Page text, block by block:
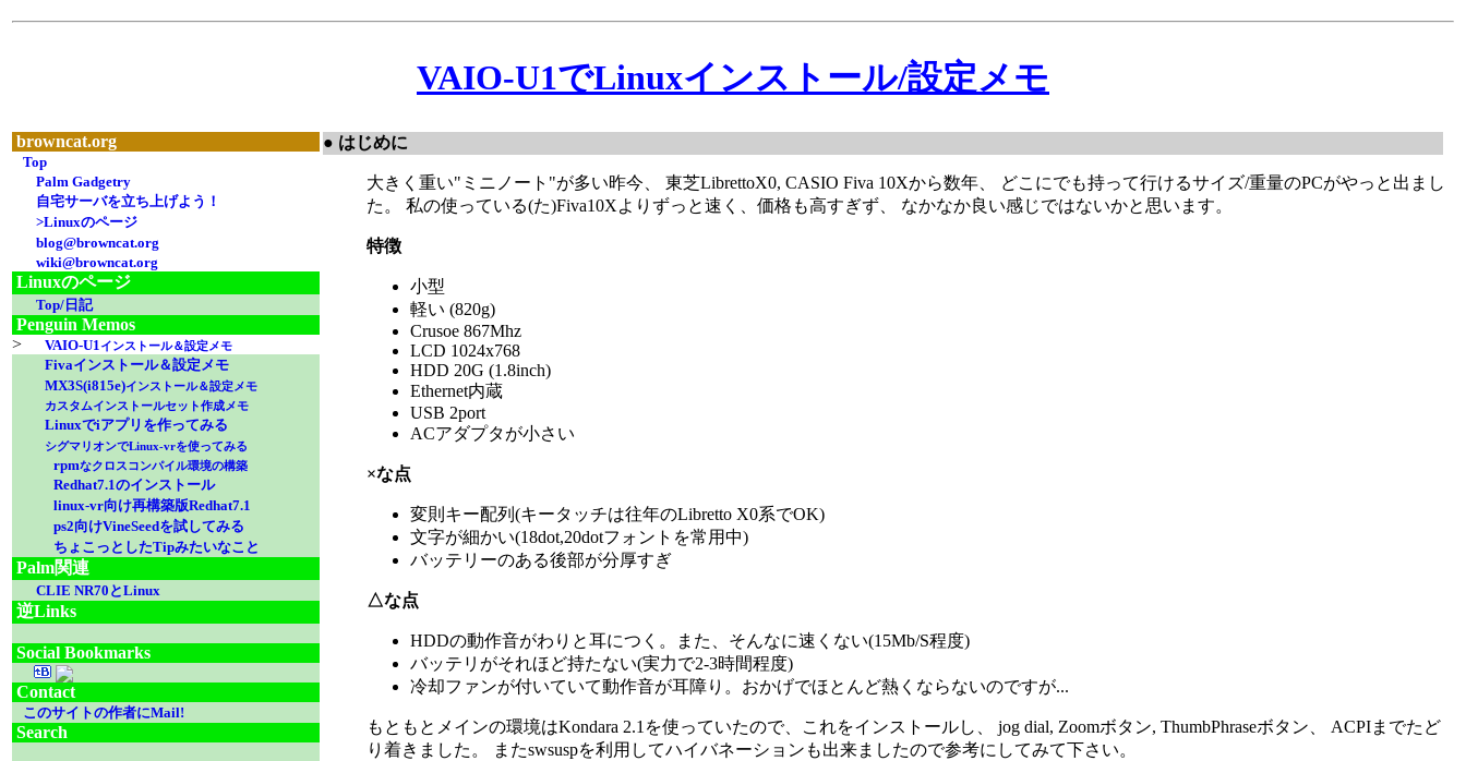
VAIO-U1でLinuxインストール/設定メモ
browncat.org
Top
Palm Gadgetry
自宅サーバを立ち上げよう！
>Linuxのページ
blog@browncat.org
wiki@browncat.org
Linuxのページ
Top/日記
Penguin Memos
>
VAIO-U1インストール＆設定メモ
Fivaインストール＆設定メモ
MX3S(i815e)インストール＆設定メモ
カスタムインストールセット作成メモ
Linuxでiアプリを作ってみる
シグマリオンでLinux-vrを使ってみる
rpmなクロスコンパイル環境の構築
Redhat7.1のインストール
linux-vr向け再構築版Redhat7.1
ps2向けVineSeedを試してみる
ちょこっとしたTipみたいなこと
Palm関連
CLIE NR70とLinux
逆Links
Social Bookmarks
Contact
このサイトの作者にMail!
Search
● はじめに
大きく重い"ミニノート"が多い昨今、 東芝LibrettoX0, CASIO Fiva 10Xから数年、 どこにでも持って行けるサイズ/重量のPCがやっと出まし
た。 私の使っている(た)Fiva10Xよりずっと速く、価格も高すぎず、 なかなか良い感じではないかと思います。
特徴
小型
軽い (820g)
Crusoe 867Mhz
LCD 1024x768
HDD 20G (1.8inch)
Ethernet内蔵
USB 2port
ACアダプタが小さい
×な点
変則キー配列(キータッチは往年のLibretto X0系でOK)
文字が細かい(18dot,20dotフォントを常用中)
バッテリーのある後部が分厚すぎ
△な点
HDDの動作音がわりと耳につく。また、そんなに速くない(15Mb/S程度)
バッテリがそれほど持たない(実力で2-3時間程度)
冷却ファンが付いていて動作音が耳障り。おかげでほとんど熱くならないのですが...
もともとメインの環境はKondara 2.1を使っていたので、これをインストールし、 jog dial, Zoomボタン, ThumbPhraseボタン、 ACPIまでたど
り着きました。 またswsuspを利用してハイバネーションも出来ましたので参考にしてみて下さい。